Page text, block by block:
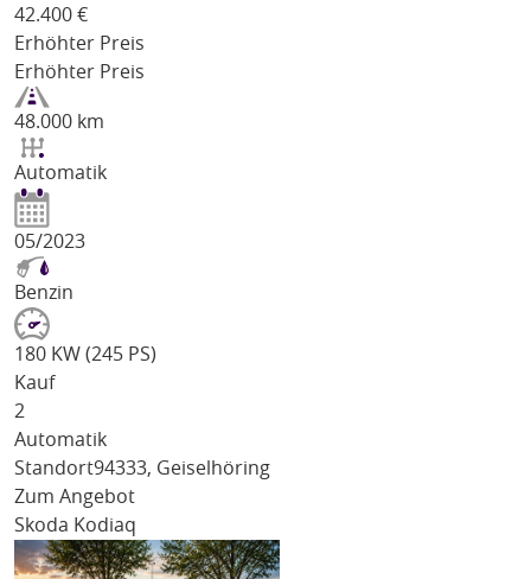
42.400 €
Erhöhter Preis
Erhöhter Preis
48.000 km
Automatik
05/2023
Benzin
180 KW (245 PS)
Kauf
2
Automatik
Standort94333, Geiselhöring
Zum Angebot
Skoda Kodiaq